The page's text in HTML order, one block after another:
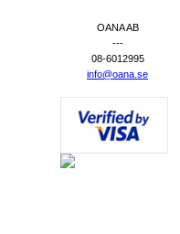
OANA AB
---
08-6012995
info@oana.se